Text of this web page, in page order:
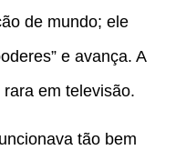
de mundo; ele
e avança. A
em televisão.
tão bem